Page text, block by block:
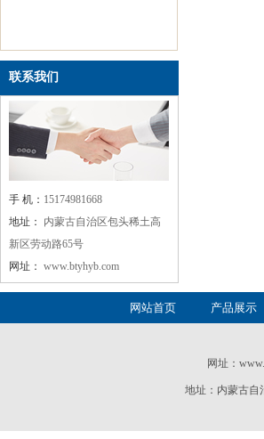
联系我们
手 机： 15174981668
地址： 内蒙古自治区包头稀土高
新区劳动路65号
网址： www.btyhyb.com
网站首页 产品展示
网址：
地址：内蒙古自